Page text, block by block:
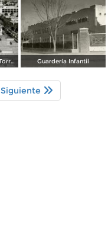
Vista panorámica de Torreón Guardería Infantil
Siguiente